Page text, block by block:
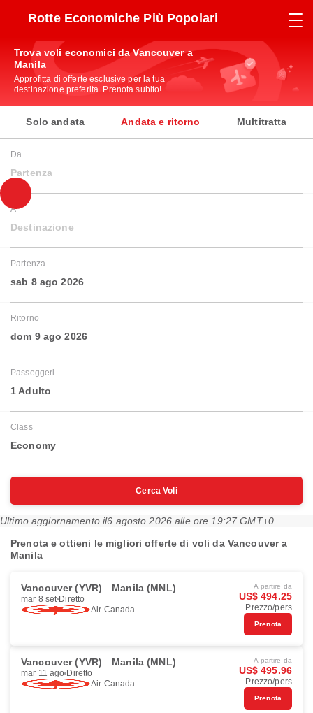
Rotte Economiche Più Popolari
Trova voli economici da Vancouver a
Manila
Approfitta di offerte esclusive per la tua
destinazione preferita. Prenota subito!
Solo andata Andata e ritorno Multitratta
Da
Partenza
A
Destinazione
Partenza
sab 8 ago 2026
Ritorno
dom 9 ago 2026
Passeggeri
1 Adulto
Class
Economy
Cerca Voli
Ultimo aggiornamento il6 agosto 2026 alle ore 19:27 GMT+0
Prenota e ottieni le migliori offerte di voli da Vancouver a
Manila
Vancouver (YVR) Manila (MNL)
mar 8 set Diretto
Air Canada
A partire da
US$ 494.25
Prezzo/pers
Prenota
Vancouver (YVR) Manila (MNL)
mar 11 ago Diretto
Air Canada
A partire da
US$ 495.96
Prezzo/pers
Prenota